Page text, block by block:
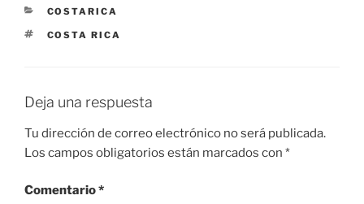
CATEGORÍAS
COSTARICA
ETIQUETAS
COSTA RICA
Deja una respuesta
Tu dirección de correo electrónico no será publicada.
Los campos obligatorios están marcados con *
Comentario*